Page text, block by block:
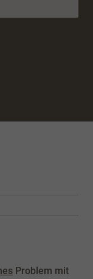
Problem mit